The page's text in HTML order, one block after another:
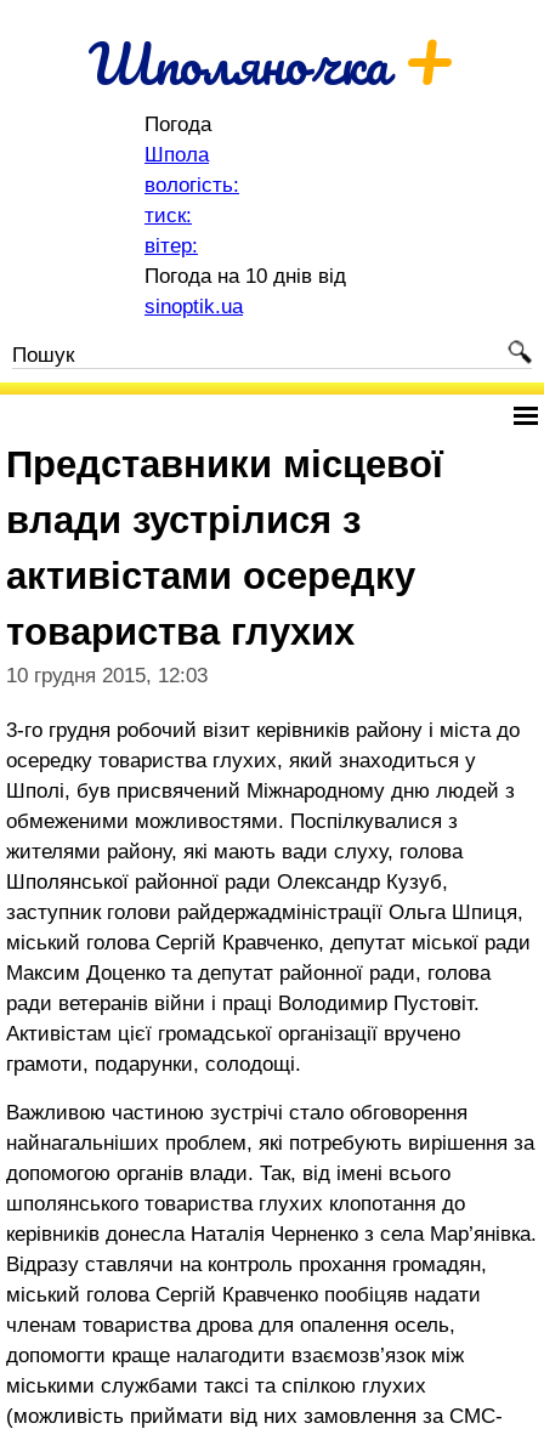
Шполяночка+
Погода
Шпола
вологість:
тиск:
вітер:
Погода на 10 днів від
sinoptik.ua
Представники місцевої
влади зустрілися з
активістами осередку
товариства глухих
10 грудня 2015, 12:03
3-го грудня робочий візит керівників району і міста до
осередку товариства глухих, який знаходиться у
Шполі, був присвячений Міжнародному дню людей з
обмеженими можливостями. Поспілкувалися з
жителями району, які мають вади слуху, голова
Шполянської районної ради Олександр Кузуб,
заступник голови райдержадміністрації Ольга Шпиця,
міський голова Сергій Кравченко, депутат міської ради
Максим Доценко та депутат районної ради, голова
ради ветеранів війни і праці Володимир Пустовіт.
Активістам цієї громадської організації вручено
грамоти, подарунки, солодощі.
Важливою частиною зустрічі стало обговорення
найнагальніших проблем, які потребують вирішення за
допомогою органів влади. Так, від імені всього
шполянського товариства глухих клопотання до
керівників донесла Наталія Черненко з села Мар’янівка.
Відразу ставлячи на контроль прохання громадян,
міський голова Сергій Кравченко пообіцяв надати
членам товариства дрова для опалення осель,
допомогти краще налагодити взаємозв’язок між
міськими службами таксі та спілкою глухих
(можливість приймати від них замовлення за СМС-